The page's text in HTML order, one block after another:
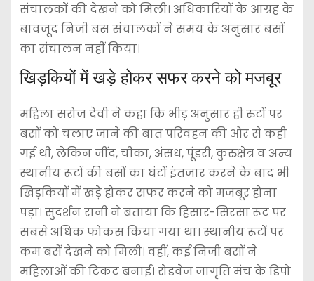
संचालकों की देखने को मिली। अधिकारियों के आग्रह के
बावजूद निजी बस संचालकों ने समय के अनुसार बसों
का संचालन नहीं किया।
खिड़कियों में खड़े होकर सफर करने को मजबूर
महिला सरोज देवी ने कहा कि भीड़ अनुसार ही रुटों पर
बसों को चलाए जाने की बात परिवहन की ओर से कही
गई थी, लेकिन जींद, चीका, अंसध, पूंडरी, कुरुक्षेत्र व अन्य
स्थानीय रूटों की बसों का घंटों इंतजार करने के बाद भी
खिड़कियों में खड़े होकर सफर करने को मजबूर होना
पड़ा। सुदर्शन रानी ने बताया कि हिसार-सिरसा रूट पर
सबसे अधिक फोकस किया गया था। स्थानीय रूटों पर
कम बसें देखने को मिली। वहीं, कई निजी बसों ने
महिलाओं की टिकट बनाई। रोडवेज जागृति मंच के डिपो